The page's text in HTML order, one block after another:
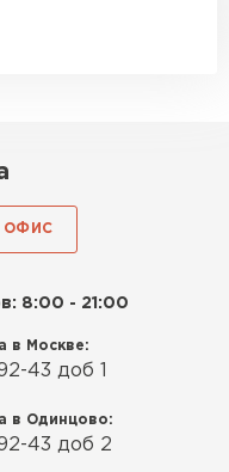
ОФИС
8:00 - 21:00
в Москве:
43 доб 1
в Одинцово:
43 доб 2